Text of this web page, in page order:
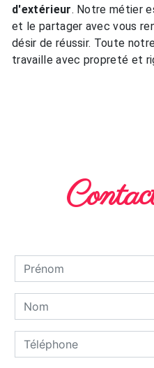
d'extérieur. Notre métier
et le partager avec vous
désir de réussir. Toute
travaille avec propreté et